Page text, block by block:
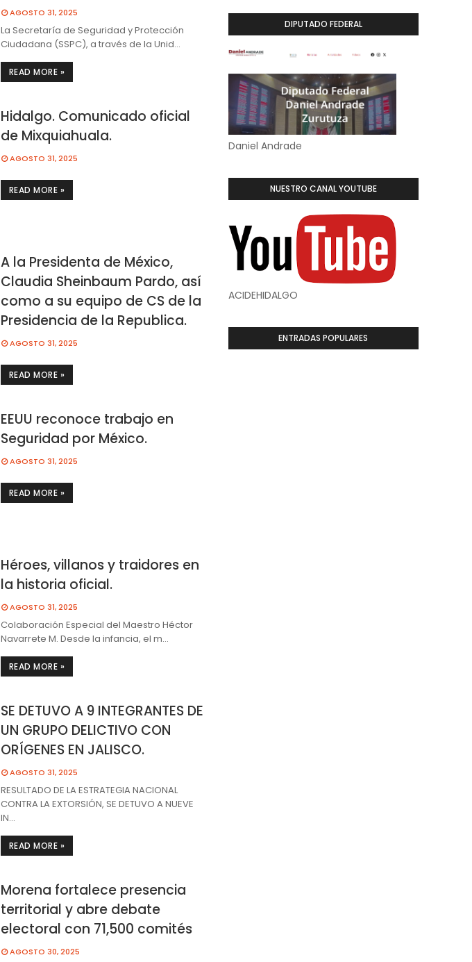
AGOSTO 31, 2025
La Secretaría de Seguridad y Protección
Ciudadana (SSPC), a través de la Unid…
READ MORE »
Hidalgo. Comunicado oficial
de Mixquiahuala.
AGOSTO 31, 2025
READ MORE »
A la Presidenta de México,
Claudia Sheinbaum Pardo, así
como a su equipo de CS de la
Presidencia de la Republica.
AGOSTO 31, 2025
READ MORE »
EEUU reconoce trabajo en
Seguridad por México.
AGOSTO 31, 2025
READ MORE »
Héroes, villanos y traidores en
la historia oficial.
AGOSTO 31, 2025
Colaboración Especial del Maestro Héctor
Navarrete M. Desde la infancia, el m…
READ MORE »
SE DETUVO A 9 INTEGRANTES DE
UN GRUPO DELICTIVO CON
ORÍGENES EN JALISCO.
AGOSTO 31, 2025
RESULTADO DE LA ESTRATEGIA NACIONAL
CONTRA LA EXTORSIÓN, SE DETUVO A NUEVE
IN…
READ MORE »
Morena fortalece presencia
territorial y abre debate
electoral con 71,500 comités
AGOSTO 30, 2025
DIPUTADO FEDERAL
Daniel Andrade
NUESTRO CANAL YOUTUBE
ACIDEHIDALGO
ENTRADAS POPULARES